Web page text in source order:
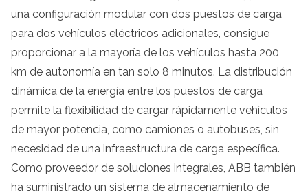
una configuración modular con dos puestos de carga
para dos vehículos eléctricos adicionales, consigue
proporcionar a la mayoría de los vehículos hasta 200
km de autonomía en tan solo 8 minutos. La distribución
dinámica de la energía entre los puestos de carga
permite la flexibilidad de cargar rápidamente vehículos
de mayor potencia, como camiones o autobuses, sin
necesidad de una infraestructura de carga específica.
Como proveedor de soluciones integrales, ABB también
ha suministrado un sistema de almacenamiento de